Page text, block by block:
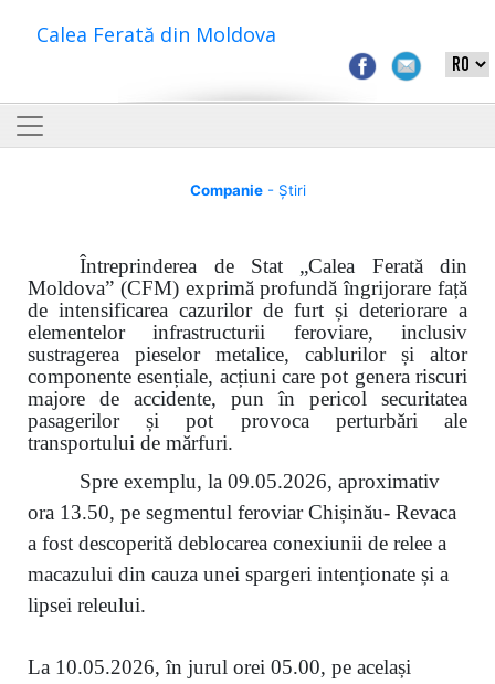
Calea Ferată din Moldova
Companie- Știri
Întreprinderea de Stat „Calea Ferată din
Moldova” (CFM) exprimă profundă îngrijorare față
de intensificarea cazurilor de furt și deteriorare a
elementelor infrastructurii feroviare, inclusiv
sustragerea pieselor metalice, cablurilor și altor
componente esențiale, acțiuni care pot genera riscuri
majore de accidente, pun în pericol securitatea
pasagerilor și pot provoca perturbări ale
transportului de mărfuri.
Spre exemplu, la 09.05.2026, aproximativ
ora 13.50, pe segmentul feroviar Chișinău- Revaca
a fost descoperită deblocarea conexiunii de relee a
macazului din cauza unei spargeri intenționate și a
lipsei releului.
La 10.05.2026, în jurul orei 05.00, pe același